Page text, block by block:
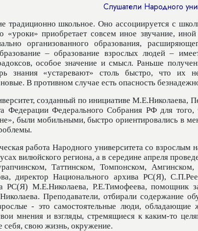
Слушатели Народного
традиционно школьное. Оно ассоциируется с
«уроки» приобретает совсем иное звучание,
организованного образования,
– образование взрослых людей –
особое значение и смысл. Раньше
знания «устаревают» столь быстро, что их
В противном случае есть опасность
созданный по инициативе М.Е.Николаева,
Федерации Федерального Собрания РФ для
были мобильными, быстро ориентировались в
работа Народного университета со взрослым
вилюйского региона, а в середине апреля
Таттинском, Томпонском, Амгинском,
директор Национального архива РС(Я),
РС(Я) М.Е.Николаева, Р.Е.Тимофеева, помощник
Преподаватели, отбирали содержание
- это самостоятельные люди,
мнения и взгляды, стремящиеся к каким-то
себя, свою жизнь, окружение.